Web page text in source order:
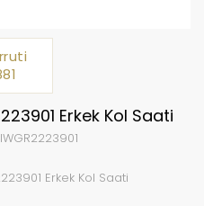
Erkek Kol Saati
Erkek Kol Saati